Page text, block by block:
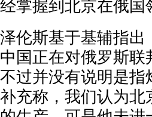
经掌握到北京在俄
泽伦斯基于基辅指
中国正在对俄罗斯联
不过并没有说明是
补充称，我们认为